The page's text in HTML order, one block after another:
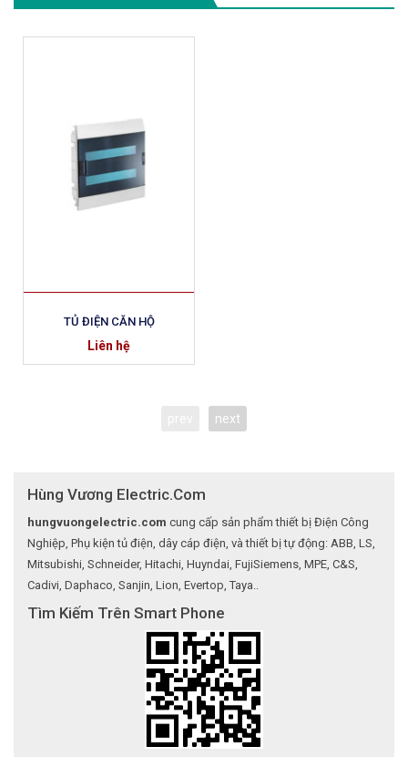
TỦ ĐIỆN CĂN HỘ
Liên hệ
next
Hùng Vương Electric.Com
hungvuongelectric.com cung cấp sản phẩm thiết bị Điện Công
Nghiệp, Phụ kiện tủ điện, dây cáp điện, và thiết bị tự động: ABB, LS,
Mitsubishi, Schneider, Hitachi, Huyndai, FujiSiemens, MPE, C&S,
Cadivi, Daphaco, Sanjin, Lion, Evertop, Taya..
Tìm Kiếm Trên Smart Phone